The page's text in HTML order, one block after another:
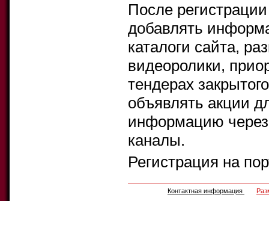
После
добавлять
каталоги сайта,
видеоролики,
тендерах
объявлять акции
информацию
каналы.
Регистрация на
Контактная информация